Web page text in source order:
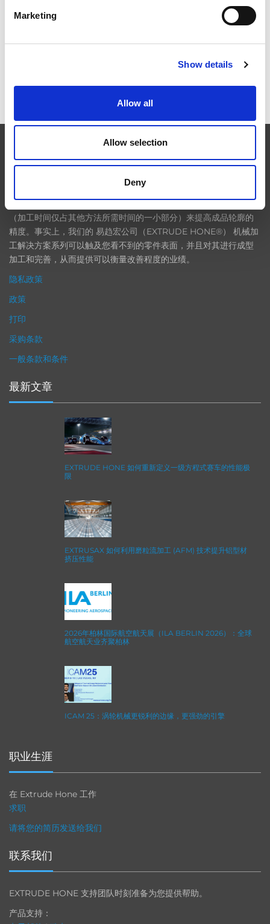
Marketing
Show details
Allow all
Allow selection
Deny
2026年柏林国际航空航天展（ILA BERLIN 2026）：全球
在航空航天、汽车、能源和医疗等领域，部件的高精度加工对最终
产品性能等级的精致度十分关键。我们的机床采用完整的加工方法
（加工时间仅占其他方法所需时间的一小部分）来提高成品轮廓的
精度。事实上，我们的 易趋宏公司（EXTRUDE HONE®） 机械加
工解决方案系列可以触及您看不到的零件表面，并且对其进行成型
加工和完善，从而提供可以衡量改善程度的业绩。
隐私政策
政策
打印
采购条款
一般条款和条件
最新文章
EXTRUDE HONE 如何重新定义一级方程式赛车的性能极
限
EXTRUSAX 如何利用磨粒流加工 (AFM) 技术提升铝型材
挤压性能
2026年柏林国际航空航天展（ILA BERLIN 2026）：全球
航空航天业齐聚柏林
ICAM 25：涡轮机械更锐利的边缘，更强劲的引擎
职业生涯
在 Extrude Hone 工作
求职
请将您的简历发送给我们
联系我们
EXTRUDE HONE 支持团队时刻准备为您提供帮助。
产品支持：